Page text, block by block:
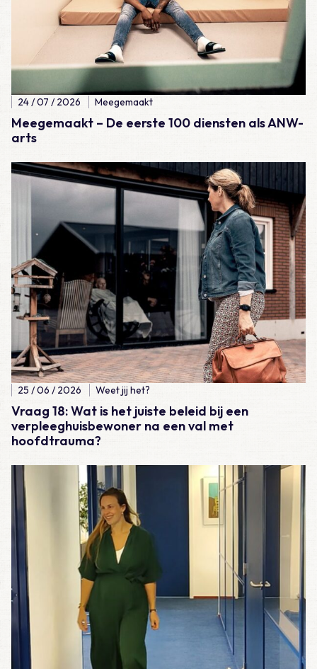
Meegemaakt – De eerste 100 diensten als ANW-
arts
24 / 07 / 2026 Meegemaakt
Vraag 18: Wat is het juiste beleid bij een
verpleeghuisbewoner na een val met
hoofdtrauma?
25 / 06 / 2026 Weet jij het?
Lees meer over Vraag 18: Wat is het juiste beleid bij een
Lees meer over Arts in beeld: Lilou Fibbe